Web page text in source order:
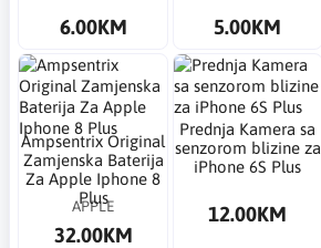
6.00KM 5.00KM
Ampsentrix Original
Zamjenska Baterija
Za Apple Iphone 8
Plus
APPLE
32.00KM
Prednja Kamera sa
senzorom blizine za
iPhone 6S Plus
12.00KM